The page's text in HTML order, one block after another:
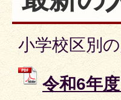
小学校区別
令和6年